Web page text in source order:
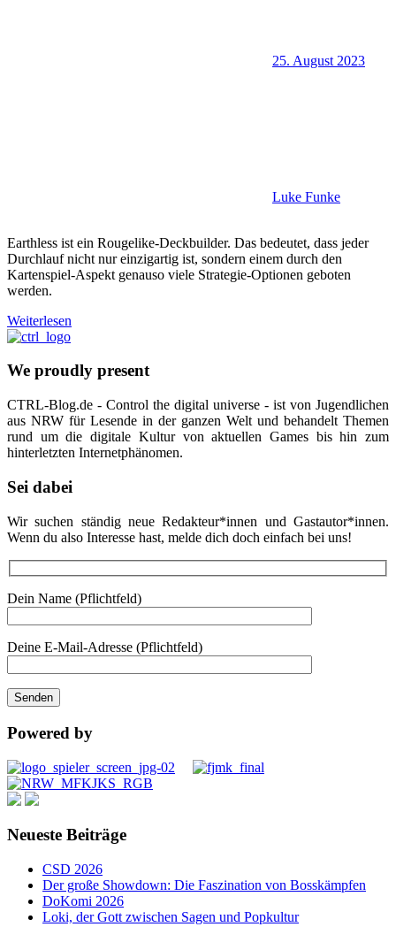
25. August 2023
Luke Funke
Earthless ist ein Rougelike-Deckbuilder. Das bedeutet, dass jeder
Durchlauf nicht nur einzigartig ist, sondern einem durch den
Kartenspiel-Aspekt genauso viele Strategie-Optionen geboten
werden.
Weiterlesen
We proudly present
CTRL-Blog.de - Control the digital universe - ist von Jugendlichen
aus NRW für Lesende in der ganzen Welt und behandelt Themen
rund um die digitale Kultur von aktuellen Games bis hin zum
hinterletzten Internetphänomen.
Sei dabei
Wir suchen ständig neue Redakteur*innen und Gastautor*innen.
Wenn du also Interesse hast, melde dich doch einfach bei uns!
Dein Name (Pflichtfeld)
Deine E-Mail-Adresse (Pflichtfeld)
Powered by
Neueste Beiträge
CSD 2026
Der große Showdown: Die Faszination von Bosskämpfen
DoKomi 2026
Loki, der Gott zwischen Sagen und Popkultur